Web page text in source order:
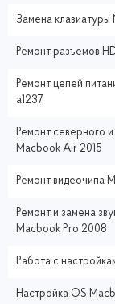
Замена клавиатуры
Ремонт разъемов
Ремонт цепей
a1237
Ремонт северного
Macbook Air 2015
Ремонт видеочипа
Ремонт и замена
Macbook Pro 2008
Работа с
Настройка ОS